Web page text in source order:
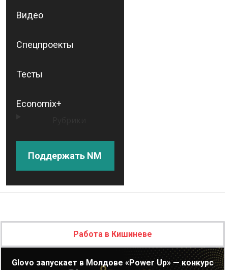
Видео
Спецпроекты
Тесты
Economix+
Поддержать NM
Работа в Кишиневе
Glovo запускает в Молдове «Power Up» — конкурс